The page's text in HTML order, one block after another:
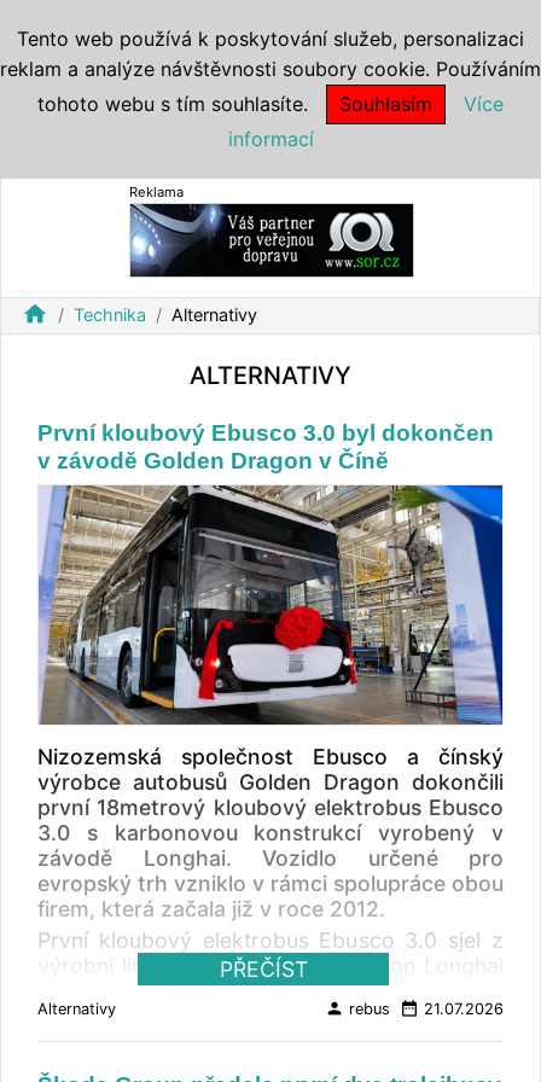
Reklama
home Technika Alternativy
ALTERNATIVY
První kloubový Ebusco 3.0 byl dokončen
v závodě Golden Dragon v Číně
Nizozemská společnost Ebusco a čínský
výrobce autobusů Golden Dragon dokončili
první 18metrový kloubový elektrobus Ebusco
3.0 s karbonovou konstrukcí vyrobený v
závodě Longhai. Vozidlo určené pro
evropský trh vzniklo v rámci spolupráce obou
firem, která začala již v roce 2012.
První kloubový elektrobus Ebusco 3.0 sjel z
výrobní linky závodu Golden Dragon Longhai
v čínské provincii Fujian 7. července 2026. Při
slavnostním představení vozu v Xiamenu
současně společnosti podepsaly strategickou
dohodu o dalším rozvoji spolupráce. Ta se má
PŘEČÍST
Alternativy person rebus date_range 21.07.2026
Tento web používá k poskytování služeb, personalizaci
reklam a analýze návštěvnosti soubory cookie. Používáním
tohoto webu s tím souhlasíte.
Souhlasím
Více
informací